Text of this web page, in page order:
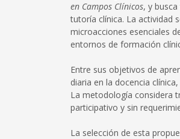
en Campos Clínicos, y
tutoría clínica. La actividad
microacciones esenciales
entornos de formación
Entre sus objetivos de
diaria en la docencia
La metodología considera
participativo y sin
La selección de esta